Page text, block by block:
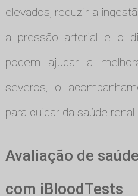
elevados, reduzir a
a pressão arterial e o
podem ajudar a
severos, o
para cuidar da saúde renal.
Avaliação de
com iBloodTests